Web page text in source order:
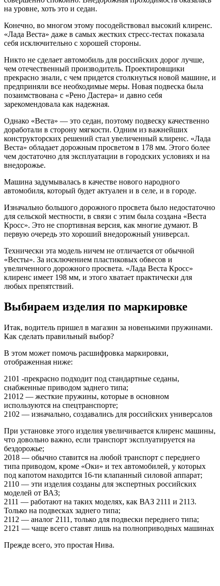
на уровне, хоть это и седан.
Конечно, во многом этому посодействовал высокий клиренс.
«Лада Веста» даже в самых жестких стресс-тестах показала
себя исключительно с хорошей стороны.
Никто не сделает автомобиль для российских дорог лучше,
чем отечественный производитель. Проектировщики
прекрасно знали, с чем придется столкнуться новой машине, и
предприняли все необходимые меры. Новая подвеска была
позаимствована с «Рено Дастера» и давно себя
зарекомендовала как надежная.
Однако «Веста» — это седан, поэтому подвеску качественно
доработали в сторону мягкости. Одним из важнейших
конструкторских решений стал увеличенный клиренс. «Лада
Веста» обладает дорожным просветом в 178 мм. Этого более
чем достаточно для эксплуатации в городских условиях и на
внедорожье.
Машина задумывалась в качестве нового народного
автомобиля, который будет актуален и в селе, и в городе.
Изначально большого дорожного просвета было недостаточно
для сельской местности, в связи с этим была создана «Веста
Кросс». Это не спортивная версия, как многие думают. В
первую очередь это хороший внедорожный универсал.
Технически эта модель ничем не отличается от обычной
«Весты». За исключением пластиковых обвесов и
увеличенного дорожного просвета. «Лада Веста Кросс»
клиренс имеет 198 мм, и этого хватает практически для
любых препятствий.
Выбираем изделия по маркировке
Итак, водитель пришел в магазин за новенькими пружинами.
Как сделать правильный выбор?
В этом может помочь расшифровка маркировки,
отображенная ниже:
2101 -прекрасно подходит под стандартные седаны,
снабженные приводом заднего типа;
21012 — жесткие пружины, которые в основном
используются на спецтранспорте;
2102 — изначально, создавались для российских универсалов
При установке этого изделия увеличивается клиренс машины,
что довольно важно, если транспорт эксплуатируется на
бездорожье;
2018 — обычно ставится на любой транспорт с переднего
типа приводом, кроме «Оки» и тех автомобилей, у которых
под капотом находится 16-ти клапанный силовой аппарат;
2110 — эти изделия созданы для экспертных российских
моделей от ВАЗ;
2111 — работают на таких моделях, как ВАЗ 2111 и 2113.
Только на подвесках заднего типа;
2112 — аналог 2111, только для подвески переднего типа;
2121 — чаще всего ставят лишь на полноприводных машинах
Прежде всего, это простая Нива.